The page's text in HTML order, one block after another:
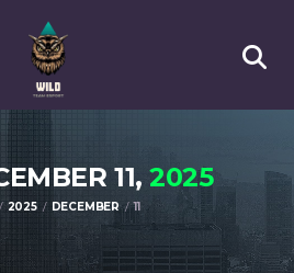
11,2025
2025 DECEMBER 11